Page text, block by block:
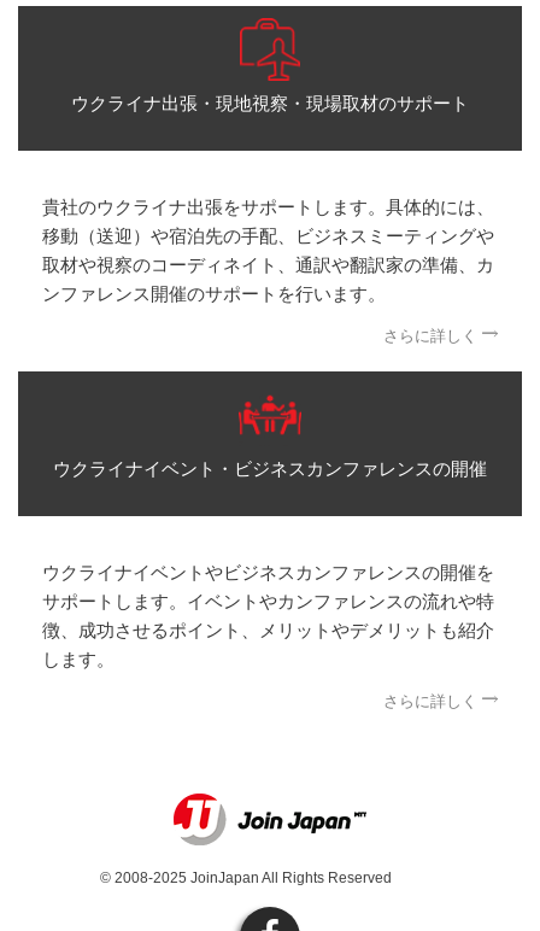
ウクライナ出張・現地視察・現場取材のサポート
貴社のウクライナ出張をサポートします。具体的には、
移動（送迎）や宿泊先の手配、ビジネスミーティングや
取材や視察のコーディネイト、通訳や翻訳家の準備、カ
ンファレンス開催のサポートを行います。
さらに詳しく
ウクライナイベント・ビジネスカンファレンスの開催
ウクライナイベントやビジネスカンファレンスの開催を
サポートします。イベントやカンファレンスの流れや特
徴、成功させるポイント、メリットやデメリットも紹介
します。
さらに詳しく
© 2008-2025 JoinJapan All Rights Reserved